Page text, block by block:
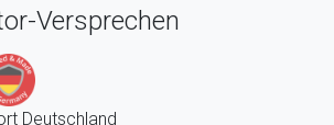
Versprechen
Deutschland